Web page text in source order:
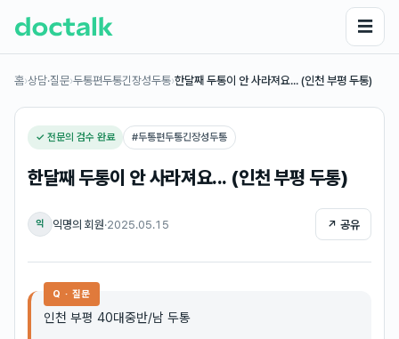
☰
홈›상담·질문›두통편두통긴장성두통›한달째 두통이 안 사라져요... (인천 부평 두통)
✓ 전문의 검수 완료 #두통편두통긴장성두통
한달째 두통이 안 사라져요... (인천 부평 두통)
익 익명의 회원·2025.05.15 ↗ 공유
Q · 질문
인천 부평 40대중반/남 두통